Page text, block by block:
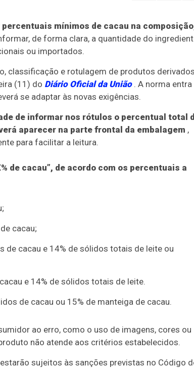
mínimos de cacau na
de forma clara, a quantidade do
ou importados.
classificação e rotulagem de produtos
(11) do Diário Oficial da União . A norma entra
se adaptar às novas exigências.
de informar nos rótulos o percentual total
aparecer na parte frontal da embalagem ,
para facilitar a leitura.
de cacau”, de acordo com os percentuais a
cacau;
de cacau e 14% de sólidos totais de leite ou
e 14% de sólidos totais de leite.
de cacau ou 15% de manteiga de cacau.
ao erro, como o uso de imagens, cores ou
não atende aos critérios estabelecidos.
sujeitos às sanções previstas no Código